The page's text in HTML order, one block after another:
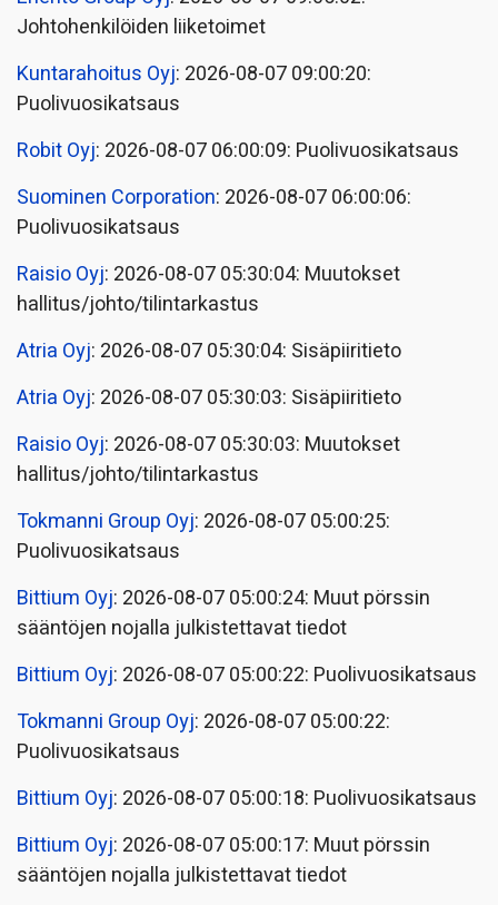
Johtohenkilöiden liiketoimet
Kuntarahoitus Oyj: 2026-08-07 09:00:20:
Puolivuosikatsaus
Robit Oyj: 2026-08-07 06:00:09: Puolivuosikatsaus
Suominen Corporation: 2026-08-07 06:00:06:
Puolivuosikatsaus
Raisio Oyj: 2026-08-07 05:30:04: Muutokset
hallitus/johto/tilintarkastus
Atria Oyj: 2026-08-07 05:30:04: Sisäpiiritieto
Atria Oyj: 2026-08-07 05:30:03: Sisäpiiritieto
Raisio Oyj: 2026-08-07 05:30:03: Muutokset
hallitus/johto/tilintarkastus
Tokmanni Group Oyj: 2026-08-07 05:00:25:
Puolivuosikatsaus
Bittium Oyj: 2026-08-07 05:00:24: Muut pörssin
sääntöjen nojalla julkistettavat tiedot
Bittium Oyj: 2026-08-07 05:00:22: Puolivuosikatsaus
Tokmanni Group Oyj: 2026-08-07 05:00:22:
Puolivuosikatsaus
Bittium Oyj: 2026-08-07 05:00:18: Puolivuosikatsaus
Bittium Oyj: 2026-08-07 05:00:17: Muut pörssin
sääntöjen nojalla julkistettavat tiedot